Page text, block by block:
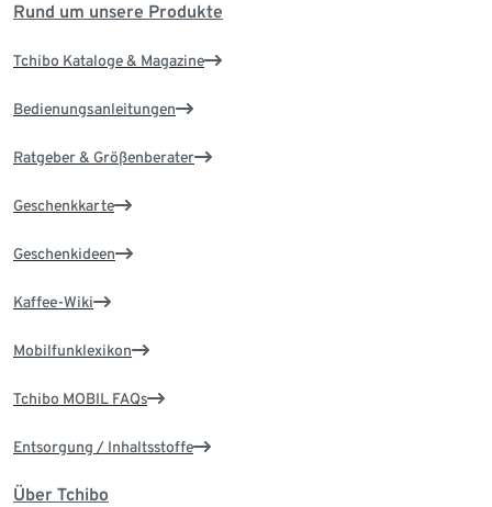
Rund um unsere Produkte
Tchibo Kataloge & Magazine
Bedienungsanleitungen
Ratgeber & Größenberater
Geschenkkarte
Geschenkideen
Kaffee-Wiki
Mobilfunklexikon
Tchibo MOBIL FAQs
Entsorgung / Inhaltsstoffe
Über Tchibo